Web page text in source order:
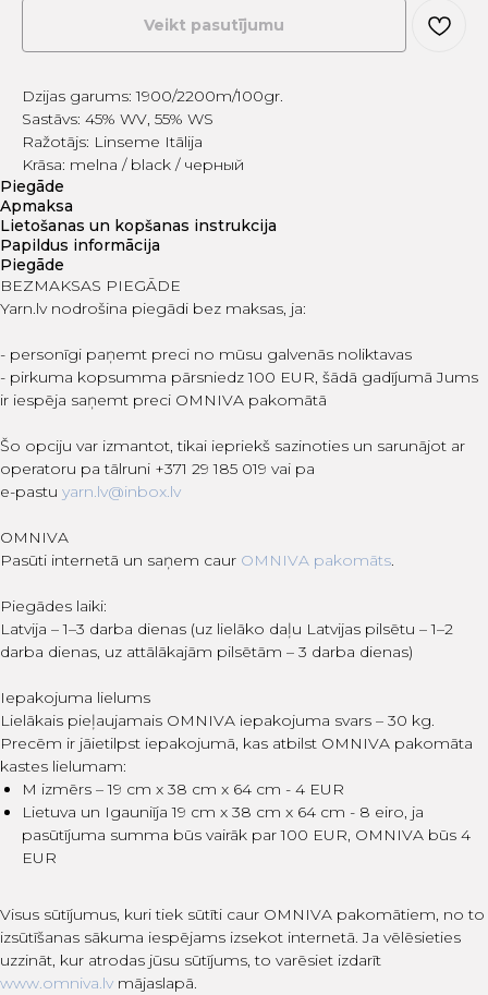
Veikt pasutījumu
Dzijas garums: 1900/2200m/100gr.
Sastāvs: 45% WV, 55% WS
Ražotājs: Linseme Itālija
Krāsa: melna / black / черный
Piegāde
Apmaksa
Lietošanas un kopšanas instrukcija
Papildus informācija
Piegāde
BEZMAKSAS PIEGĀDE
Yarn.lv nodrošina piegādi bez maksas, ja:
- personīgi paņemt preci no mūsu galvenās noliktavas
- pirkuma kopsumma pārsniedz 100 EUR, šādā gadījumā Jums
ir iespēja saņemt preci OMNIVA pakomātā
Šo opciju var izmantot, tikai iepriekš sazinoties un sarunājot ar
operatoru pa tālruni +371 29 185 019 vai pa
e-pastu yarn.lv@inbox.lv
OMNIVA
Pasūti internetā un saņem caur OMNIVA pakomāts.
Piegādes laiki:
Latvija – 1–3 darba dienas (uz lielāko daļu Latvijas pilsētu – 1–2
darba dienas, uz attālākajām pilsētām – 3 darba dienas)
Iepakojuma lielums
Lielākais pieļaujamais OMNIVA iepakojuma svars – 30 kg.
Precēm ir jāietilpst iepakojumā, kas atbilst OMNIVA pakomāta
kastes lielumam:
M izmērs – 19 cm x 38 cm x 64 cm - 4 EUR
Lietuva un Igauniīja 19 cm x 38 cm x 64 cm - 8 eiro, ja
pasūtījuma summa būs vairāk par 100 EUR, OMNIVA būs 4
EUR
Visus sūtījumus, kuri tiek sūtīti caur OMNIVA pakomātiem, no to
izsūtīšanas sākuma iespējams izsekot internetā. Ja vēlēsieties
uzzināt, kur atrodas jūsu sūtījums, to varēsiet izdarīt
www.omniva.lv mājaslapā.